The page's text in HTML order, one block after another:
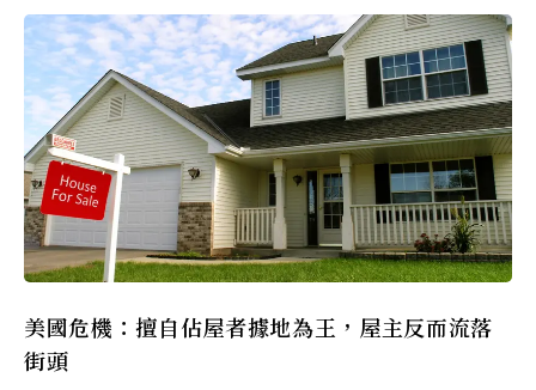
美國危機：擅自佔屋者據地為王，屋主反而流落
街頭